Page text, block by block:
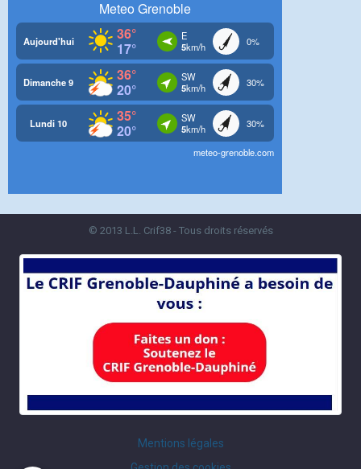
© 2013 L.L. Crif38 - Tous droits réservés
Mentions légales